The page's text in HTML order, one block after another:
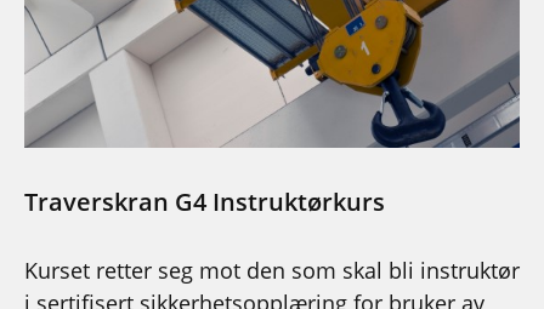
Traverskran G4 Instruktørkurs
Kurset retter seg mot den som skal bli instruktør
i sertifisert sikkerhetsopplæring for bruker av